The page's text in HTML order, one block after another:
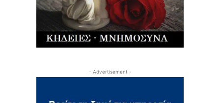
- Advertisement -